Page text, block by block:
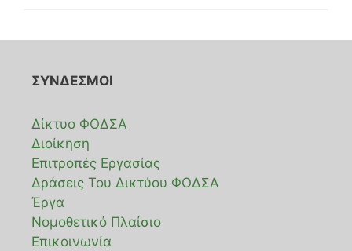
ΣΥΝΔΕΣΜΟΙ
Δίκτυο ΦΟΔΣΑ
Διοίκηση
Επιτροπές Εργασίας
Δράσεις Του Δικτύου ΦΟΔΣΑ
Έργα
Νομοθετικό Πλαίσιο
Επικοινωνία